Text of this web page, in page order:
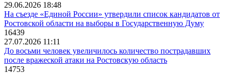
29.06.2026 18:48
На съезде «Единой России» утвердили список кандидатов от
Ростовской области на выборы в Государственную Думу
16439
27.07.2026 11:11
До восьми человек увеличилось количество пострадавших
после вражеской атаки на Ростовскую область
14753